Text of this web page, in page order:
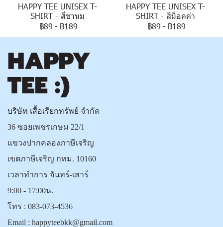
HAPPY TEE UNISEX T-
SHIRT - สีชานม
฿89 - ฿189
HAPPY TEE UNISEX T-
SHIRT - สีม็อคค่า
฿89 - ฿189
บริษัท เสื้อเรียกทรัพย์ จำกัด
36 ซอยเพชรเกษม 22/1
แขวงปากคลองภาษีเจริญ
เขตภาษีเจริญ กทม. 10160
เวลาทำการ จันทร์-เสาร์
9:00 - 17:00น.
โทร : 083-073-4536
Email : happyteebkk@gmail.com